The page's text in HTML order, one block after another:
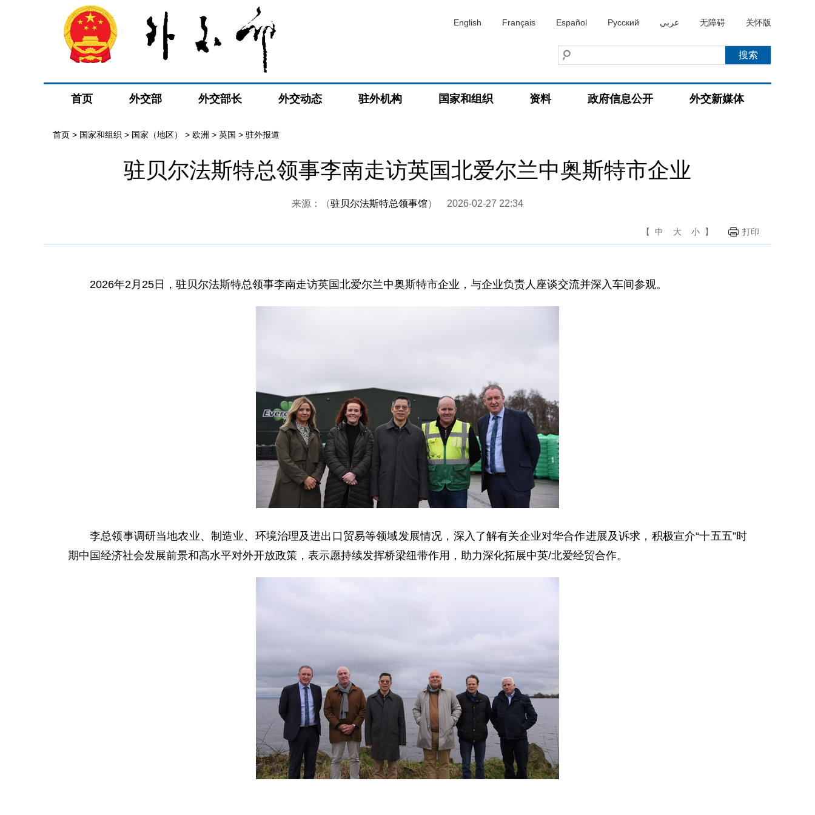
English Français Español Русский عربي 无障碍 关怀版
首页 外交部 外交部长 外交动态 驻外机构 国家和组织 资料 政府信息公开 外交新媒体
首页 > 国家和组织 > 国家（地区） > 欧洲 > 英国 > 驻外报道
驻贝尔法斯特总领事李南走访英国北爱尔兰中奥斯特市企业
来源：（驻贝尔法斯特总领事馆） 2026-02-27 22:34
【 中 大 小 】 打印
2026年2月25日，驻贝尔法斯特总领事李南走访英国北爱尔兰中奥斯特市企业，与企业负责人座谈交流并深入车间参观。
李总领事调研当地农业、制造业、环境治理及进出口贸易等领域发展情况，深入了解有关企业对华合作进展及诉求，积极宣介“十五五”时
期中国经济社会发展前景和高水平对外开放政策，表示愿持续发挥桥梁纽带作用，助力深化拓展中英/北爱经贸合作。